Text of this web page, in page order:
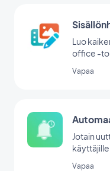
Luo
office -
Vapaa
Jotain
Vapaa